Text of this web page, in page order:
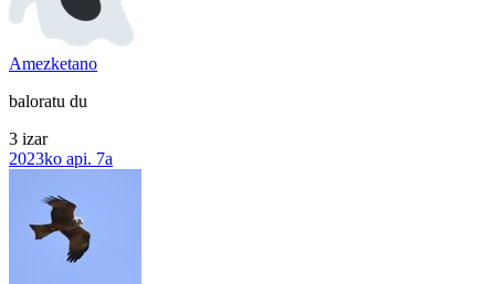
Amezketano
baloratu du
3 izar
2023ko api. 7a